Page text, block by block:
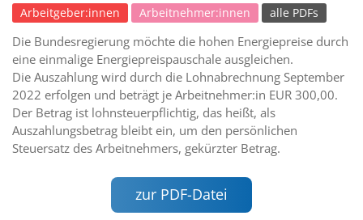
Arbeitgeber:innen Arbeitnehmer:innen alle PDFs
Die Bundesregierung möchte die hohen Energiepreise durch
eine einmalige Energiepreispauschale ausgleichen.
Die Auszahlung wird durch die Lohnabrechnung September
2022 erfolgen und beträgt je Arbeitnehmer:in EUR 300,00.
Der Betrag ist lohnsteuerpflichtig, das heißt, als
Auszahlungsbetrag bleibt ein, um den persönlichen
Steuersatz des Arbeitnehmers, gekürzter Betrag.
zur PDF-Datei